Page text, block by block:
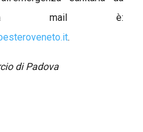
La mail è:
.
di Padova